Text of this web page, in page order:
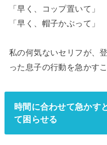
「早く、コップ置いて」
「早く、帽子かぶって」
私の何気ないセリフが、
った息子の行動を急かす
時間に合わせて急かす
て困らせる